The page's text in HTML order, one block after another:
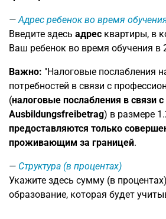
Адрес ребенок во время
Введите здесь адрес квартиры, в
Ваш ребенок во время обучения в
Важно: "Налоговые послабления
потребностей в связи с
(налоговые послабления в связи
Ausbildungsfreibetrag) в размере
предоставляются только
проживающим за границей.
Структура (в процентах)
Укажите здесь сумму (в
образование, которая будет